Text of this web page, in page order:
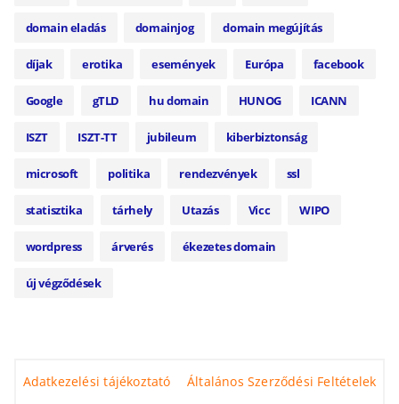
domain eladás domainjog domain megújítás
díjak erotika események Európa facebook
Google gTLD hu domain HUNOG ICANN
ISZT ISZT-TT jubileum kiberbiztonság
microsoft politika rendezvények ssl
statisztika tárhely Utazás Vicc WIPO
wordpress árverés ékezetes domain
új végződések
Adatkezelési tájékoztató Általános Szerződési Feltételek